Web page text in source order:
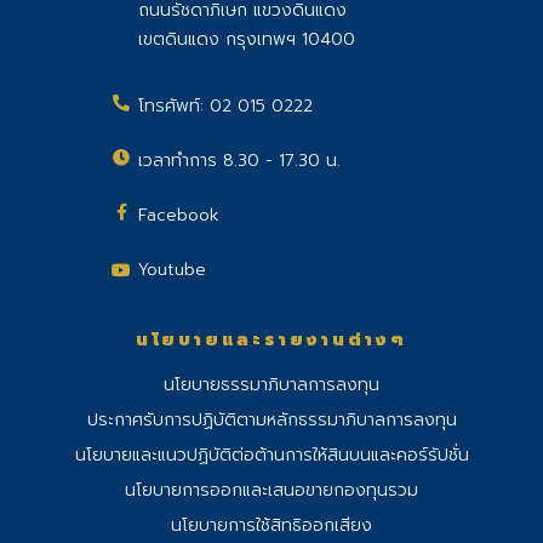
ถนนรัชดาภิเษก แขวงดินแดง
เขตดินแดง กรุงเทพฯ 10400
โทรศัพท์: 02 015 0222
เวลาทำการ 8.30 - 17.30 น.
Facebook
Youtube
นโยบายและรายงานต่างๆ
นโยบายธรรมาภิบาลการลงทุน
ประกาศรับการปฏิบัติตามหลักธรรมาภิบาลการลงทุน
นโยบายและแนวปฏิบัติต่อต้านการให้สินบนและคอร์รัปชั่น
นโยบายการออกและเสนอขายกองทุนรวม
นโยบายการใช้สิทธิออกเสียง